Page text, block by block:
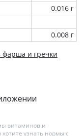
0.016 г
0.008 г
фарша и гречки
витаминов и
узнать нормы с